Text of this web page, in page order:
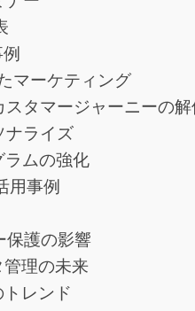
マーケティング
タマージャーニーの解
ナライズ
ムの強化
用事例
保護の影響
理の未来
レンド